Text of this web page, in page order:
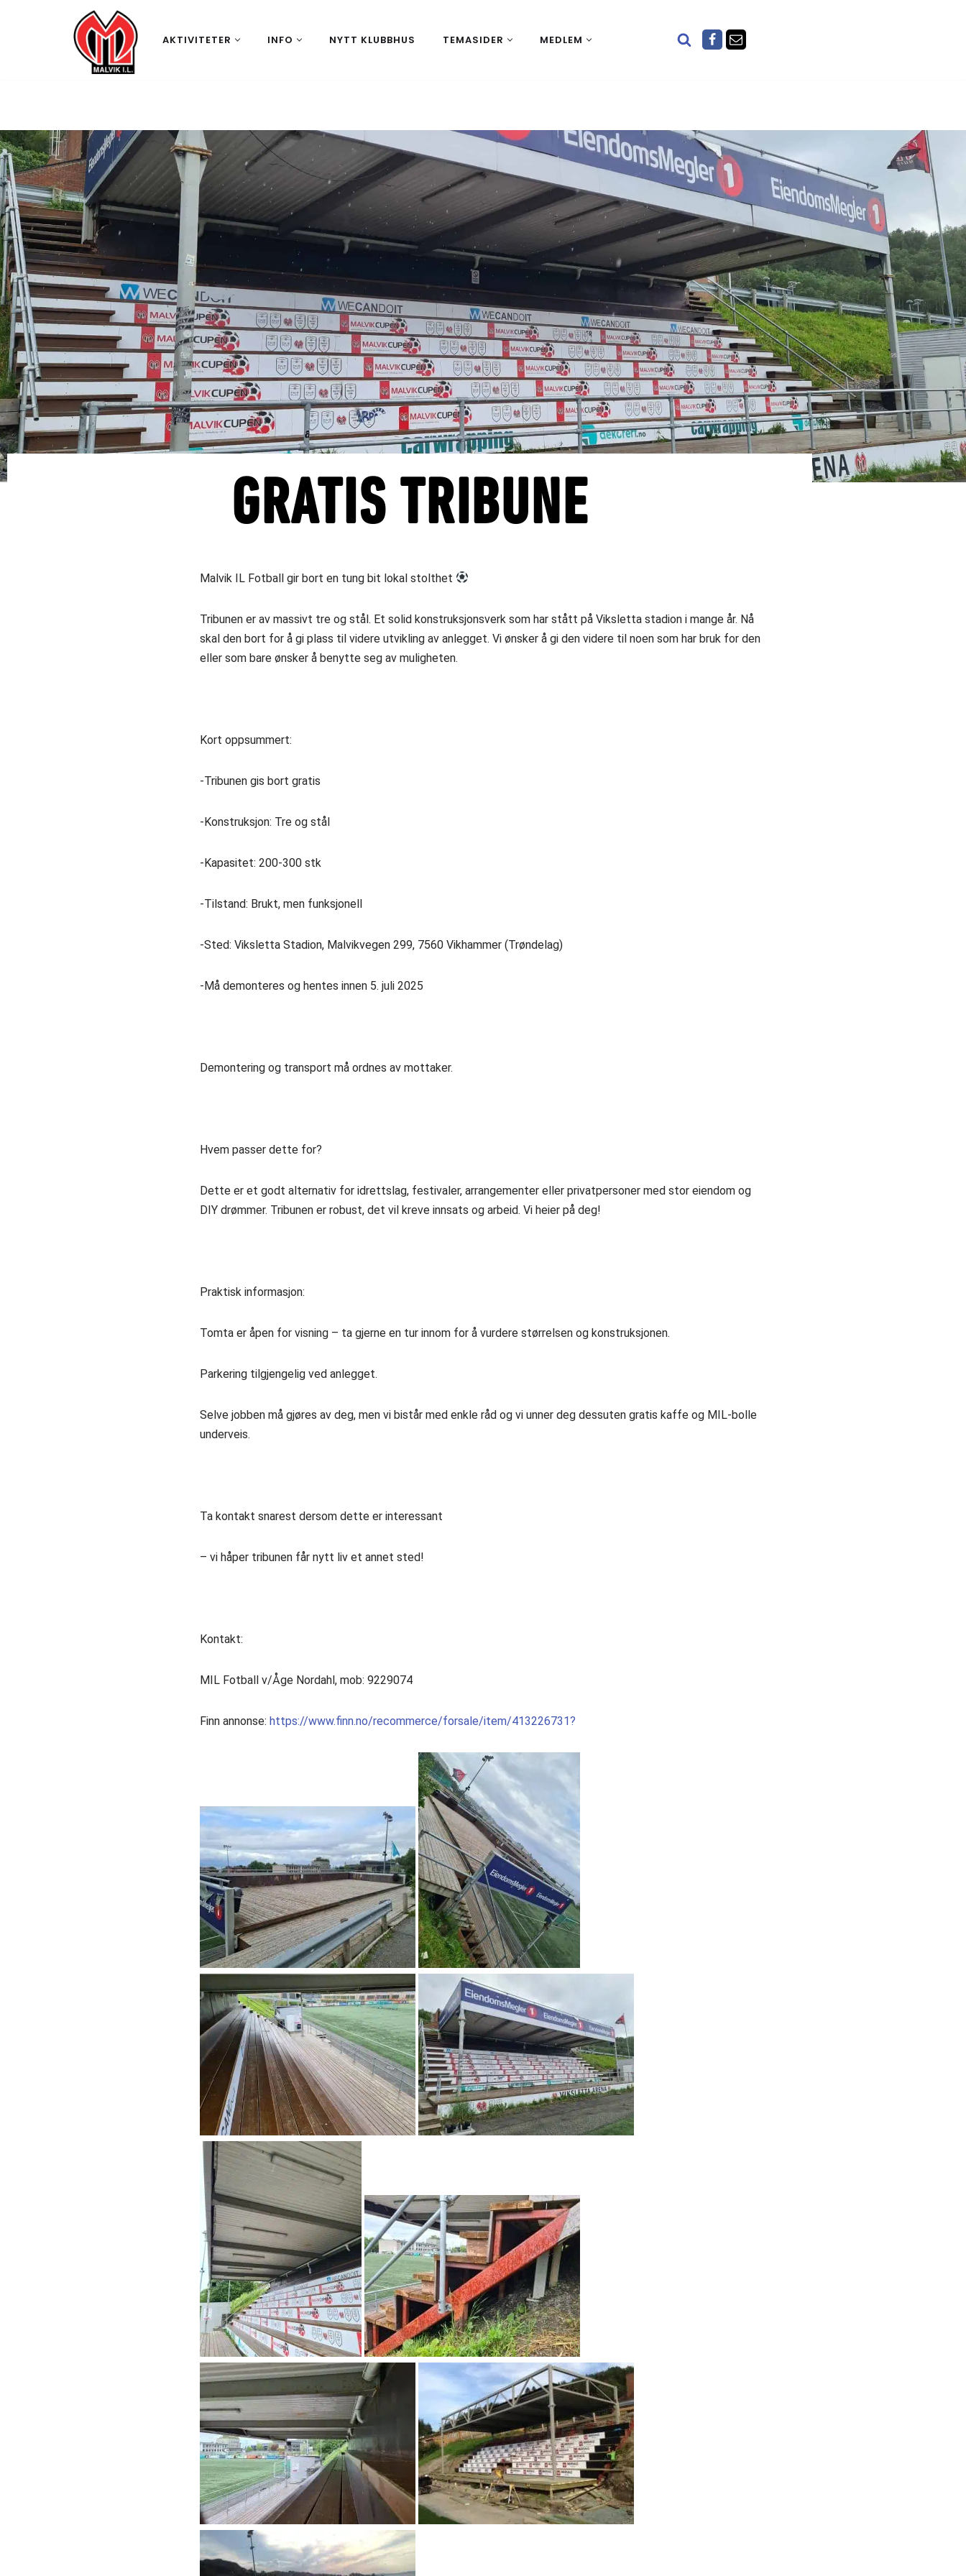
AKTIVITETER INFO NYTT KLUBBHUS TEMASIDER MEDLEM
GRATIS TRIBUNE
Malvik IL Fotball gir bort en tung bit lokal stolthet
Tribunen er av massivt tre og stål. Et solid konstruksjonsverk som har stått på Viksletta stadion i mange år. Nå
skal den bort for å gi plass til videre utvikling av anlegget. Vi ønsker å gi den videre til noen som har bruk for den
eller som bare ønsker å benytte seg av muligheten.
Kort oppsummert:
-Tribunen gis bort gratis
-Konstruksjon: Tre og stål
-Kapasitet: 200-300 stk
-Tilstand: Brukt, men funksjonell
-Sted: Viksletta Stadion, Malvikvegen 299, 7560 Vikhammer (Trøndelag)
-Må demonteres og hentes innen 5. juli 2025
Demontering og transport må ordnes av mottaker.
Hvem passer dette for?
Dette er et godt alternativ for idrettslag, festivaler, arrangementer eller privatpersoner med stor eiendom og
DIY drømmer. Tribunen er robust, det vil kreve innsats og arbeid. Vi heier på deg!
Praktisk informasjon:
Tomta er åpen for visning – ta gjerne en tur innom for å vurdere størrelsen og konstruksjonen.
Parkering tilgjengelig ved anlegget.
Selve jobben må gjøres av deg, men vi bistår med enkle råd og vi unner deg dessuten gratis kaffe og MIL-bolle
underveis.
Ta kontakt snarest dersom dette er interessant
– vi håper tribunen får nytt liv et annet sted!
Kontakt:
MIL Fotball v/Åge Nordahl, mob: 9229074
Finn annonse: https://www.finn.no/recommerce/forsale/item/413226731?